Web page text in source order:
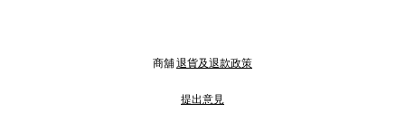
商舖退貨及退款政策
提出意見